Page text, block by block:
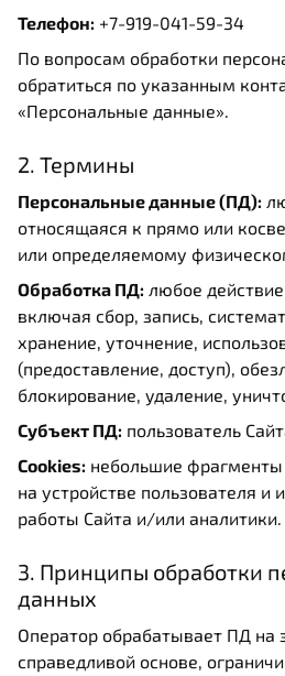
Телефон: +7-919-041-59-34
По вопросам обработки
обратиться по указанным
«Персональные данные».
2. Термины
Персональные данные (ПД):
относящаяся к прямо или
или определяемому
Обработка ПД: любое
включая сбор, запись,
хранение, уточнение,
(предоставление, доступ),
блокирование, удаление,
Субъект ПД: пользователь
Cookies: небольшие
на устройстве пользователя и
работы Сайта и/или аналитики.
3. Принципы обработки
данных
Оператор обрабатывает ПД на
справедливой основе,